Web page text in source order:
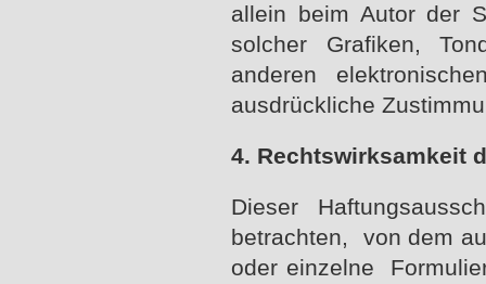
allein beim Autor der
solcher Grafiken,
anderen
ausdrückliche
4. Rechtswirksamkeit
Dieser
betrachten, von dem
oder einzelne